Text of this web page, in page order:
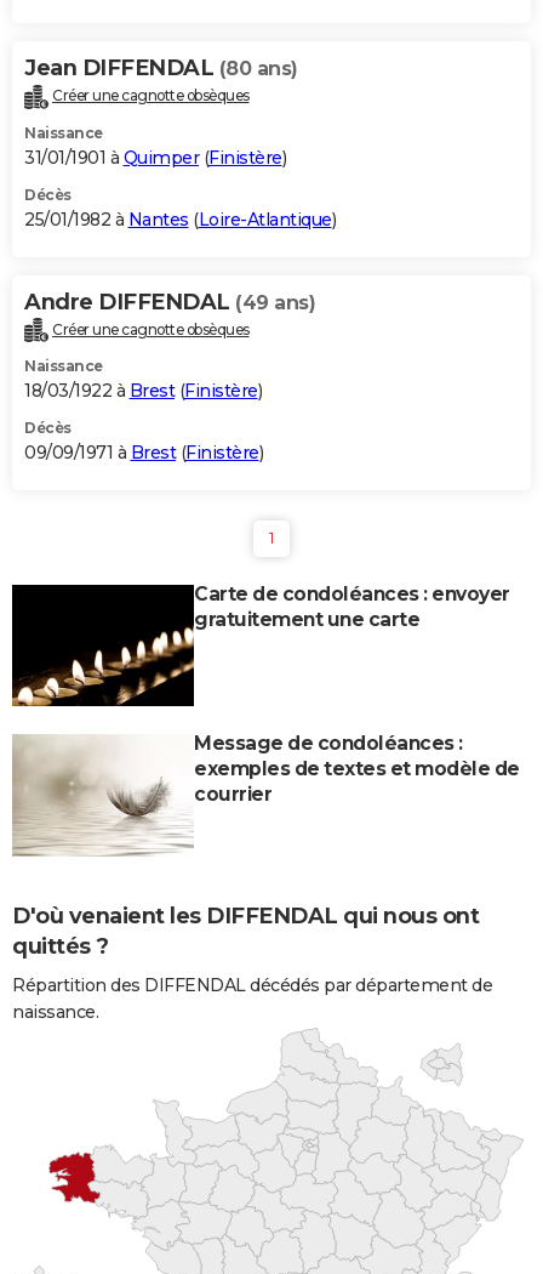
Jean DIFFENDAL (80 ans)
Créer une cagnotte obsèques
Naissance
31/01/1901 à Quimper(Finistère)
Décès
25/01/1982 à Nantes (Loire-Atlantique)
Andre DIFFENDAL (49 ans)
Créer une cagnotte obsèques
Naissance
18/03/1922 à Brest(Finistère)
Décès
09/09/1971 à Brest(Finistère)
1
Carte de condoléances : envoyer
gratuitement une carte
Message de condoléances :
exemples de textes et modèle de
courrier
D'où venaient les DIFFENDAL qui nous ont
quittés ?
Répartition des DIFFENDAL décédés par département de
naissance.